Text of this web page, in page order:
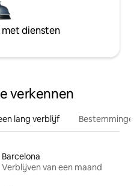
diensten
verkennen
lang verblijf
Barcelona
Verblijven van een maand